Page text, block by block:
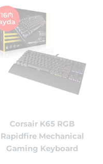
16₼
Corsair K65 RGB
Rapidfire Mechanical
Gaming Keyboard